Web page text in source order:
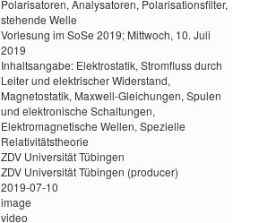
Polarisatoren, Analysatoren, Polarisationsfilter,
stehende Welle
Vorlesung im SoSe 2019; Mittwoch, 10. Juli
2019
Inhaltsangabe: Elektrostatik, Stromfluss durch
Leiter und elektrischer Widerstand,
Magnetostatik, Maxwell-Gleichungen, Spulen
und elektronische Schaltungen,
Elektromagnetische Wellen, Spezielle
Relativitätstheorie
ZDV Universität Tübingen
ZDV Universität Tübingen (producer)
2019-07-10
image
video